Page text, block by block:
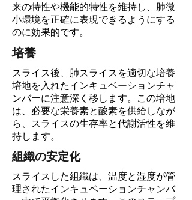
来の特性や機能的特性を維持し、肺微
小環境を正確に表現できるようにする
のに効果的です。
培養
スライス後、肺スライスを適切な培養
培地を入れたインキュベーションチャ
ンバーに注意深く移します。この培地
は、必要な栄養素と酸素を供給しなが
ら、スライスの生存率と代謝活性を維
持します。
組織の安定化
スライスした組織は、温度と湿度が管
理されたインキュベーションチャンバ